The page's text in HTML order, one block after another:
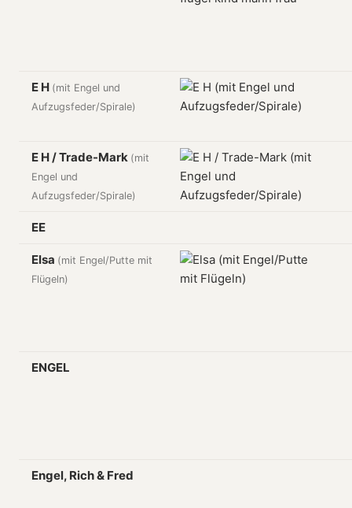
E H (mit Engel und
Aufzugsfeder/Spirale)
E H / Trade-Mark (mit
Engel und
Aufzugsfeder/Spirale)
EE
Elsa (mit Engel/Putte mit
Flügeln)
ENGEL
Engel, Rich & Fred